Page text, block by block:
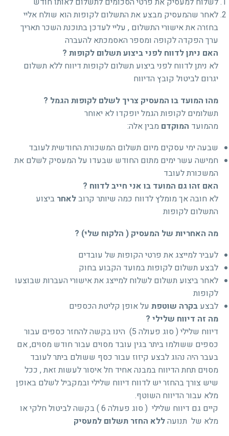
לאחר שהמעסיק מבצע את התשלום לקופות הוא שולח אליי
בחזרה את אישורי התשלום , עליי לעדכן בתוכנת השכר תאריך
ערך הפקדה לקופה ומספר האסמכתא להעברה
האם ניתן לדווח לפני ביצוע תשלום לקופות ?
לא ניתן לדווח לפני ביצוע תשלום לקופות דיווח ללא תשלום
יגרום לביטול קובץ הדיווח
מהו המועד בו המעסיק צריך לשלם לקופות הגמל ?
תשלומים לקופות הגמל יופקדו לא יאוחר
מהמועד המוקדם מבין אלה:
שבעה ימי עסקים מיום תשלום המשכורת החודשית לעובד
חמישה עשר ימים מתום החודש שבעדו על המעסיק לשלם את
המשכורת לעובד
האם זהו גם המועד בו אני חייב לדווח ?
לא חובה אך מומלץ לדווח כמה שיותר קרובלאחר ביצוע
התשלום לקופות
מה האחריות של המעסיק ( הלקוח שלי) ?
לעביר למייצג את פרטי הקופות של עובדים
לבצע תשלום לקופות במועד הקבוע בחוק
לאחר ביצוע תשלום לשלוח למייצג את אישורי העברות שבוצעו
לקופות
לבצע בקרה שוטפת על אופן קליטת הכספים
מה זה דיווח שלילי ?
דיווח שלילי ( סוג פעולה 5) הינו בקשה להחזר כספים עבור
כספים ששולמו ביתר בגין עובד מסוים עבור חודש מסוים, אם
בעבר היה נהוג לבצע קיזוז עבור כסף ששולם ביתר לעובד
מסוים תחת הדיווח במבנה אחיד חל איסור לעשות זאת , ככל
שיש צורך בהחזר יש לדווח דיווח שלילי ובמקביל לשלם באופן
מלא עבור הדיווח השוטף.
קיים גם דיווח שלילי ( סוג פעולה 6 ) בקשה לביטול חלקי או
מלא של תנועהללא החזר תשלום למעסיק